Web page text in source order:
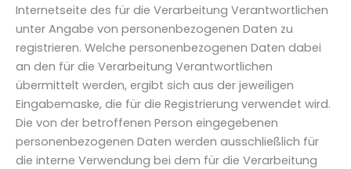
Internetseite des für die Verarbeitung Verantwortlichen
unter Angabe von personenbezogenen Daten zu
registrieren. Welche personenbezogenen Daten dabei
an den für die Verarbeitung Verantwortlichen
übermittelt werden, ergibt sich aus der jeweiligen
Eingabemaske, die für die Registrierung verwendet wird.
Die von der betroffenen Person eingegebenen
personenbezogenen Daten werden ausschließlich für
die interne Verwendung bei dem für die Verarbeitung